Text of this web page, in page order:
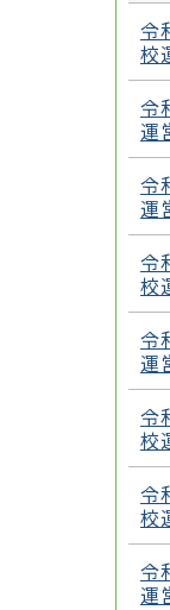
令
校
令
運
令
運
令
校
令
運
令
校
令
校
令
運